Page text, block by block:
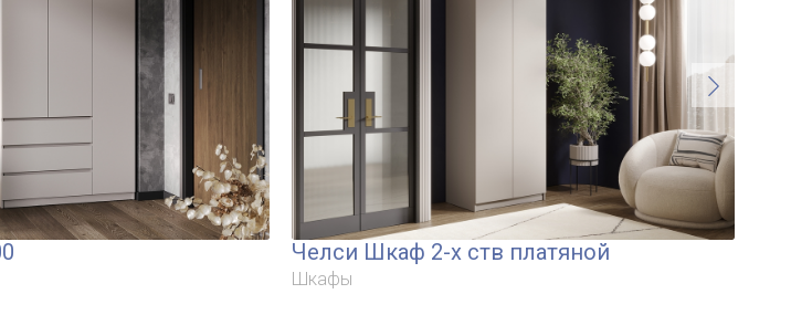
Челси Шкаф 2-х ств платяной
Шкафы